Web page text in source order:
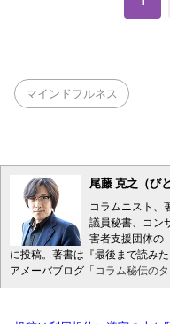
マインドフルネス
尾藤 克之（び
コラムニスト、
議員秘書、コン
害者支援団体の
に投稿。著書は『最後まで読み
アメーバブログ「コラム秘伝の